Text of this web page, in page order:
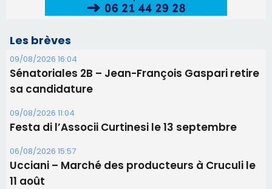
Les brèves
09/08/2026 16:04
Sénatoriales 2B – Jean-François Gaspari retire
sa candidature
09/08/2026 11:04
Festa di l’Associi Curtinesi le 13 septembre
06/08/2026 15:57
Ucciani – Marché des producteurs à Cruculi le
11 août